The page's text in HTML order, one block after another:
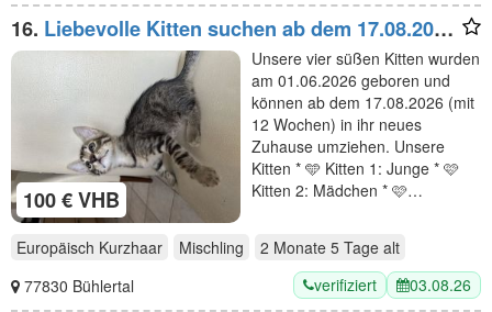
16. Liebevolle Kitten suchen ab dem 17.08.2026
ein neues Zuhause
100 € VHB
Unsere vier süßen Kitten wurden
am 01.06.2026 geboren und
können ab dem 17.08.2026 (mit
12 Wochen) in ihr neues
Zuhause umziehen. Unsere
Kitten * 🩵 Kitten 1: Junge * 🩷
Kitten 2: Mädchen * 🩷…
Europäisch Kurzhaar Mischling 2 Monate 5 Tage alt
77830 Bühlertal
verifiziert 03.08.26